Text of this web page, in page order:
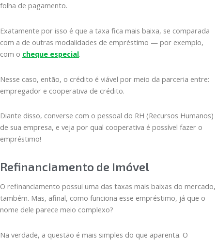
folha de pagamento.
Exatamente por isso é que a taxa fica mais baixa, se comparada
com a de outras modalidades de empréstimo — por exemplo,
com o cheque especial.
Nesse caso, então, o crédito é viável por meio da parceria entre:
empregador e cooperativa de crédito.
Diante disso, converse com o pessoal do RH (Recursos Humanos)
de sua empresa, e veja por qual cooperativa é possível fazer o
empréstimo!
Refinanciamento de Imóvel
O refinanciamento possui uma das taxas mais baixas do mercado,
também. Mas, afinal, como funciona esse empréstimo, já que o
nome dele parece meio complexo?
Na verdade, a questão é mais simples do que aparenta. O